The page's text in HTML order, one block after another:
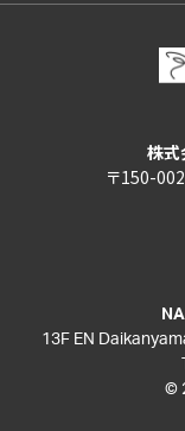
株式
〒150-
13F EN
©︎